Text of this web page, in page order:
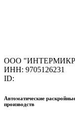
ООО
ИНН: 9705126231
ID:
Автоматические
производств